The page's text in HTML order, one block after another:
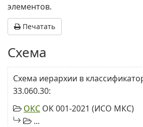
элементов.
Печатать
Схема
Схема иерархии в
33.060.30:
ОКС ОК 001-2021 (ИСО МКС)
...